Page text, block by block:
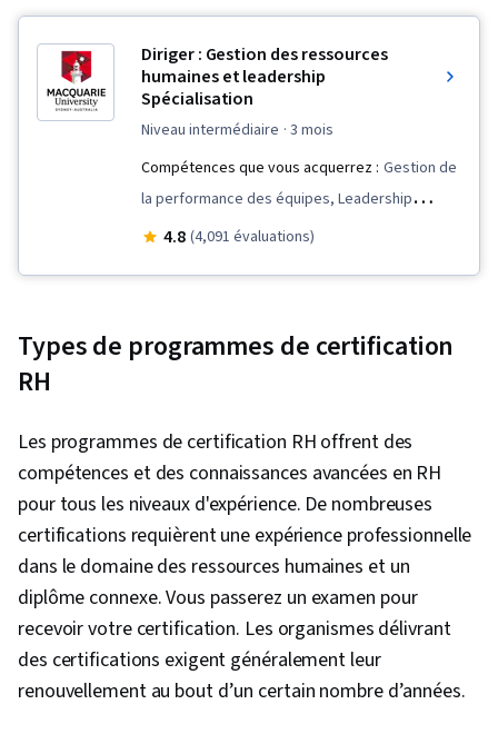
Diriger : Gestion des ressources
humaines et leadership
Spécialisation
niveau intermédiaire · 3 mois
Compétences que vous acquerrez : Gestion de
la performance des équipes, Leadership
organisationnel, Diversité et inclusion, Direction
Leadership d'équipe, Transformation de la
Stratégie en matière de ressources humaines,
Stratégie organisationnelle, Gestion de la
marque, Leadership et gestion, Gestion
d'équipe, Structure organisationnelle, Diversité
culturelle, Compétence interculturelle,
Empathie et intelligence émotionnelle, Gestion
des conflits, Communication, Développement
du personnel, Développement du leadership,
Leadership, Motivation de l'équipe,
4.8 (4,091 évaluations)
Types de programmes de certification
RH
Les programmes de certification RH offrent des
compétences et des connaissances avancées en RH
pour tous les niveaux d'expérience. De nombreuses
certifications requièrent une expérience professionnelle
dans le domaine des ressources humaines et un
diplôme connexe. Vous passerez un examen pour
recevoir votre certification. Les organismes délivrant
des certifications exigent généralement leur
renouvellement au bout d’un certain nombre d’années.